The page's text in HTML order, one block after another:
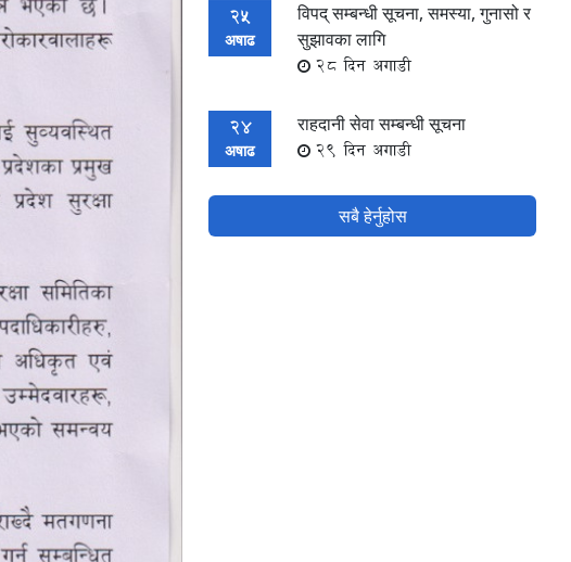
25
अषाढ
विपद् सम्बन्धी सूचना, समस्या, गुनासो र
सुझावका लागि
28 दिन अगाडी
24
अषाढ
राहदानी सेवा सम्बन्धी सूचना
29 दिन अगाडी
सबै हेर्नुहोस